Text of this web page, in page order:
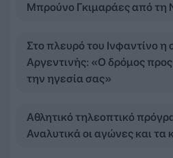
Μπρούνο Γκιμαράες από τη
Στο πλευρό του Ινφαντίνο η
Αργεντινής: «Ο δρόμος
την ηγεσία σας»
Αθλητικό τηλεοπτικό
Αναλυτικά οι αγώνες και τα